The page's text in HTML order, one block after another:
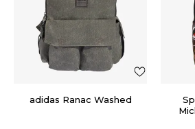
adidas Ranac Washed